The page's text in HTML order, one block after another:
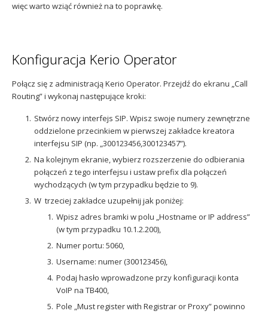
więc warto wziąć również na to poprawkę.
Konfiguracja Kerio Operator
Połącz się z administracją Kerio Operator. Przejdź do ekranu „Call
Routing” i wykonaj następujące kroki:
Stwórz nowy interfejs SIP. Wpisz swoje numery zewnętrzne
oddzielone przecinkiem w pierwszej zakładce kreatora
interfejsu SIP (np. „300123456,300123457”).
Na kolejnym ekranie, wybierz rozszerzenie do odbierania
połączeń z tego interfejsu i ustaw prefix dla połączeń
wychodzących (w tym przypadku będzie to 9).
W trzeciej zakładce uzupełnij jak poniżej:
Wpisz adres bramki w polu „Hostname or IP address”
(w tym przypadku 10.1.2.200),
Numer portu: 5060,
Username: numer (300123456),
Podaj hasło wprowadzone przy konfiguracji konta
VoIP na TB400,
Pole „Must register with Registrar or Proxy” powinno